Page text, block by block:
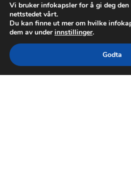
Vi bruker infokapsler for å gi deg den
nettstedet vårt.
Du kan finne ut mer om hvilke
dem av underinnstillinger.
Godta